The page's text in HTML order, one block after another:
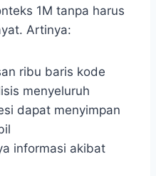
1M tanpa harus
Artinya:
ribu baris kode
menyeluruh
dapat menyimpan
informasi akibat